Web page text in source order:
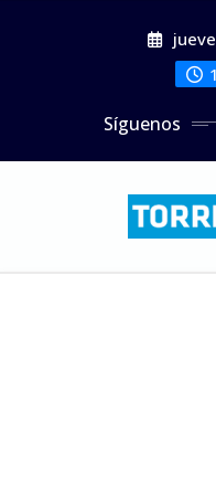
Síguenos